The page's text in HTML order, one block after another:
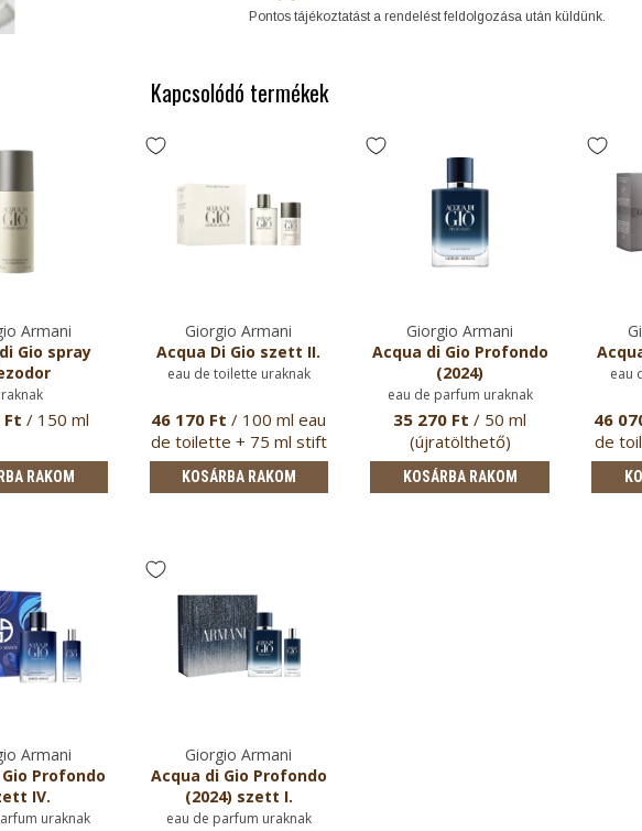
Pontos tájékoztatást a rendelést feldolgozása után küldünk.
Kapcsolódó termékek
Armani
Gio spray
Ft / 150 ml
RAKOM
Giorgio Armani
Acqua Di Gio szett II.
eau de toilette uraknak
46 170 Ft / 100 ml eau
de toilette + 75 ml stift
d…
KOSÁRBA RAKOM
Giorgio Armani
Acqua di Gio Profondo
(2024)
eau de parfum uraknak
35 270 Ft / 50 ml
(újratölthető)
KOSÁRBA RAKOM
eau
46
de
Armani
Profondo
IV.
uraknak
Giorgio Armani
Acqua di Gio Profondo
(2024) szett I.
eau de parfum uraknak